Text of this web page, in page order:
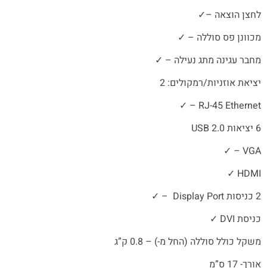
לחצן הוצאה –✓
מכוונן פס סוללה – ✓
מחבר עגינה מתג נעילה – ✓
יציאת אוזניות/רמקולים: 2
RJ-45 Ethernet
–
✓
6 יציאות
USB 2.0
VGA
–
✓
HDMI
✓
2 כניסות
Display Port
–
✓
כניסת DVI
✓
משקל כולל סוללה (החל מ-) – 0.8 ק”ג
אורך- 17 ס”מ